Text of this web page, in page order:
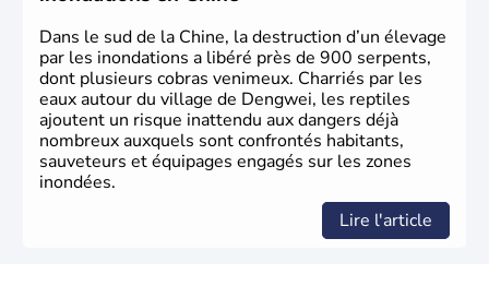
gardistes, la Chine a été la première utilisatrice du papier,
de l'imprimerie à caractères mobiles, de la boussole et de
la poudre à canon.
Dans le sud de la Chine, la destruction d’un élevage
par les inondations a libéré près de 900 serpents,
dont plusieurs cobras venimeux. Charriés par les
eaux autour du village de Dengwei, les reptiles
ajoutent un risque inattendu aux dangers déjà
nombreux auxquels sont confrontés habitants,
sauveteurs et équipages engagés sur les zones
inondées.
Lire l'article